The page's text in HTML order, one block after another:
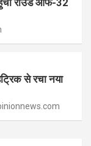
से रचा नया